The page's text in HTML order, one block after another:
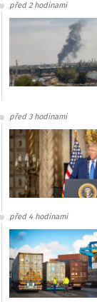
před 2 hodinami
před 3 hodinami
před 4 hodinami